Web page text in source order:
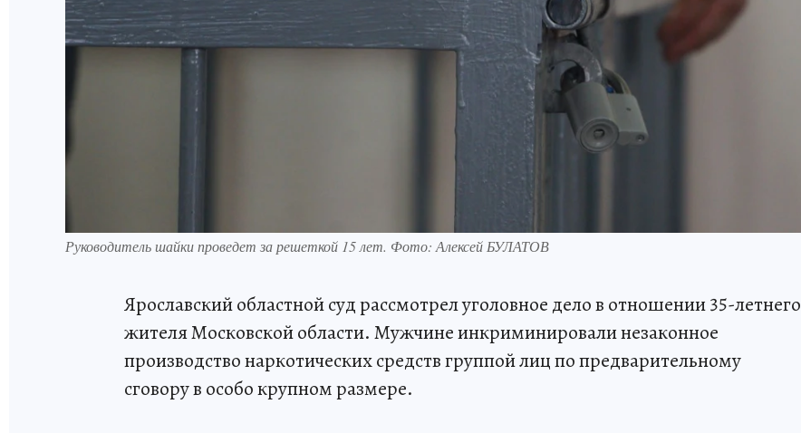
Руководитель шайки проведет за решеткой 15 лет. Фото: Алексей БУЛАТОВ
Ярославский областной суд рассмотрел уголовное дело в отношении 35-летнего
жителя Московской области. Мужчине инкриминировали незаконное
производство наркотических средств группой лиц по предварительному
сговору в особо крупном размере.